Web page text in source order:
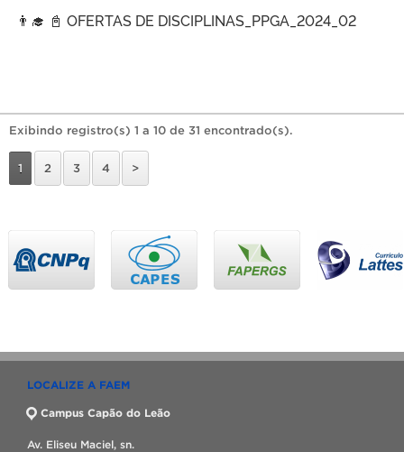
👨‍🎓 📓 OFERTAS DE DISCIPLINAS_PPGA_2024_02
Exibindo registro(s) 1 a 10 de 31 encontrado(s).
1 2 3 4 >
LOCALIZE A FAEM
Campus Capão do Leão
Av. Eliseu Maciel, sn.